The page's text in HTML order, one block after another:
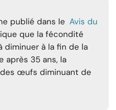
publié dans le Avis du
que la fécondité
diminuer à la fin de la
après 35 ans, la
œufs diminuant de